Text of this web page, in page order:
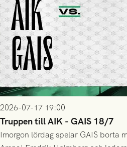
2026-07-17 19:00
Truppen till AIK - GAIS 18/7
Imorgon lördag spelar GAIS borta